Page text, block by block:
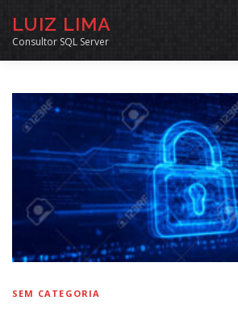
LUIZ LIMA
Consultor SQL Server
MENTORIA SQL CURSOS
INÍCIO ARQUIVO LINKS
SOBRE CONTATO
SEM CATEGORIA